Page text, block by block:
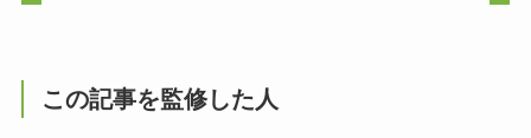
この記事を監修した人